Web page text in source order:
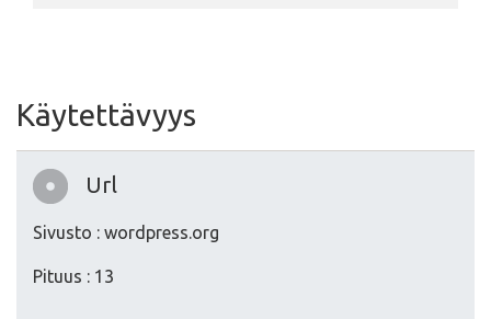
Käytettävyys
Url
Sivusto : wordpress.org
Pituus : 13